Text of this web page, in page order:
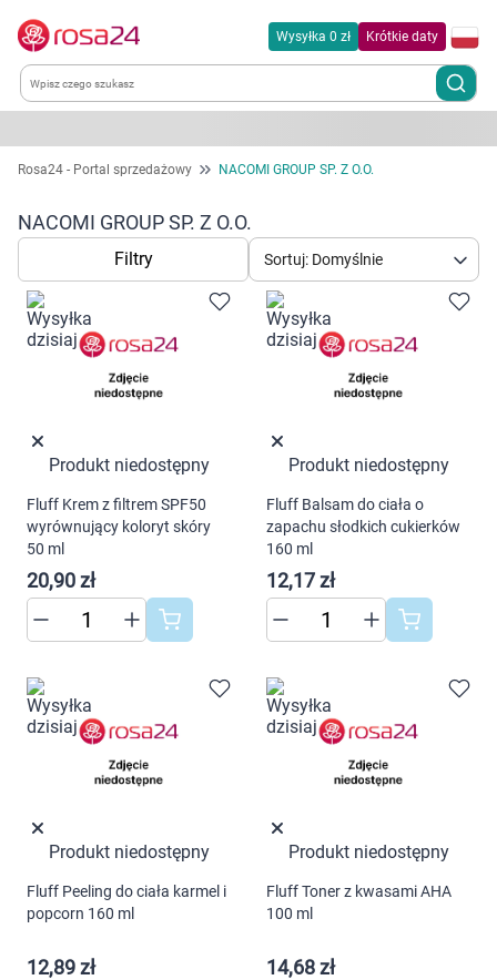
Wysyłka 0 zł Krótkie daty
Kategorie
Chemia gospodarcza
Dla zwierząt
Dom i ogród
Kobieta w ciąży i mama
Dziecko
Higiena
Kosmetyki
Zdrowy styl życia
Sprzęt medyczny
Motoryzacja
Grupy produktowe
Rosa24 - Portal sprzedażowy NACOMI GROUP SP. Z O.O.
NACOMI GROUP SP. Z O.O.
Filtry Sortuj: Domyślnie
Produkt niedostępny
Fluff Krem z filtrem SPF50
wyrównujący koloryt skóry
50 ml
20,90 zł
Produkt niedostępny
Fluff Balsam do ciała o
zapachu słodkich cukierków
160 ml
12,17 zł
Produkt niedostępny
Fluff Peeling do ciała karmel i
popcorn 160 ml
12,89 zł
Produkt niedostępny
Fluff Toner z kwasami AHA
100 ml
14,68 zł